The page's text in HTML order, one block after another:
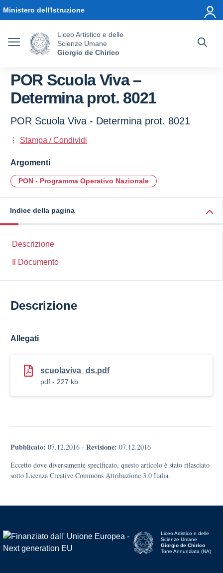
Ministero dell'Istruzione
Liceo Artistico e delle
Scienze Umane
Giorgio de Chirico
POR Scuola Viva –
Determina prot. 8021
POR Scuola Viva - Determina prot. 8021
Stampa / Condividi
Argomenti
PON - Programma Operativo Nazionale
Indice della pagina
Descrizione
Il Documento
Descrizione
Allegati
scuolaviva_ds.pdf
pdf - 227 kb
Pubblicato: 07.12.2016 - Revisione: 07.12.2016
Eccetto dove diversamente specificato, questo articolo è stato rilasciato
sotto Licenza Creative Commons Attribuzione 3.0 Italia.
Liceo Artistico e delle
Scienze Umane
Giorgio de Chirico
Torre Annunziata (NA)